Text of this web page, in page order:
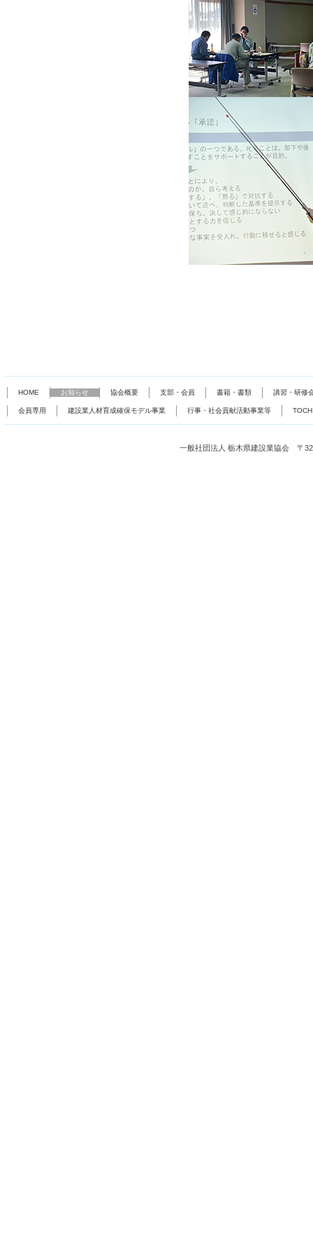
HOME お知らせ 協会概要 支部・会員 書籍・書類 講習・研修
会員専用 建設業人材育成確保モデル事業 行事・社会貢献活動事業等
一般社団法人 栃木県建設業協会 〒